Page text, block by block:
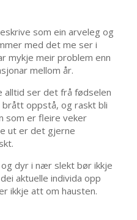
som ein arveleg og
med det me ser i
mykje meir problem enn
mellom år.
alltid ser det frå fødselen
brått oppstå, og raskt bli
som er fleire veker
ut er det gjerne
dyr i nær slekt bør ikkje
aktuelle individa opp
ikkje att om hausten.